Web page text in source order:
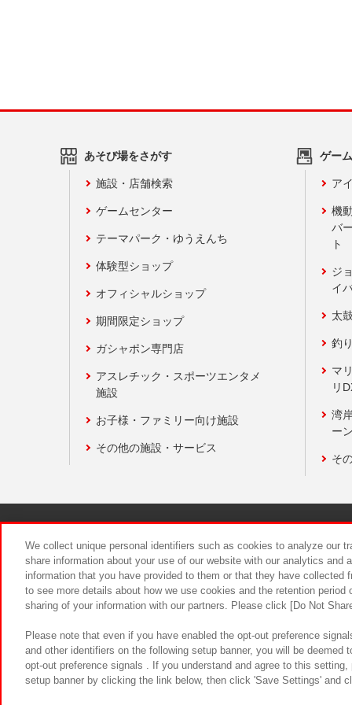
あそび場をさがす
施設・店舗検索
ゲームセンター
テーマパーク・ゆうえんち
体験型ショップ
オフィシャルショップ
期間限定ショップ
ガシャポン専門店
アスレチック・スポーツエンタメ
施設
お子様・ファミリー向け施設
その他の施設・サービス
ゲー
ア
機
バ
ト
ジ
イ
太
釣
マ
リ
湾
ー
そ
食品のご
We collect unique personal identifiers such as cookies to analyze our
share information about your use of our website with our analytics and
information that you have provided to them or that they have
to see more details about how we use cookies and the retention
sharing of your information with our partners. Please click [Do Not
Please note that even if you have enabled the opt-out preference
and other identifiers on the following setup banner, you will be
opt-out preference signals . If you understand and agree to this
setup banner by clicking the link below, then click 'Save Settings' and